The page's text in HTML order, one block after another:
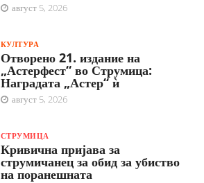
август 5, 2026
КУЛТУРА
Отворено 21. издание на
„Астерфест“ во Струмица:
Наградата „Астер“ ѝ
август 5, 2026
СТРУМИЦА
Кривична пријава за
струмичанец за обид за убиство
на поранешната